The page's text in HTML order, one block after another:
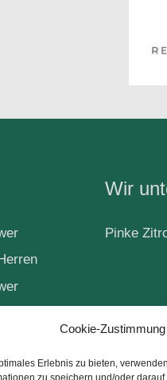
Cookie-
Erlebnis zu bieten,
zu speichern und/oder
Wir
Pinke